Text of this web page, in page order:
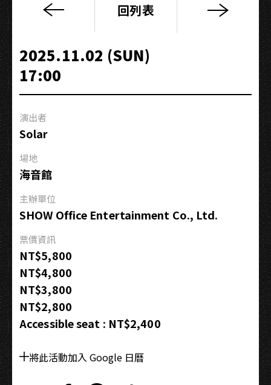
楊
浩
《像
咱
這
回列表
2025.11.02 (SUN)
17:00
演出者
Solar
場地
海音館
主辦單位
SHOW Office Entertainment Co., Ltd.
票價資訊
NT$5,800
NT$4,800
NT$3,800
NT$2,800
Accessible seat : NT$2,400
將此活動加入 Google 日曆